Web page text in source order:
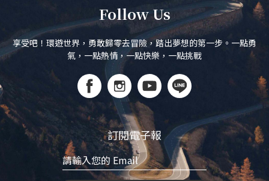
Follow Us
享受吧！環遊世界，勇敢歸零去冒險，踏出夢想的第一步。一點勇
氣，一點熱情，一點快樂，一點挑戰
訂閱電子報